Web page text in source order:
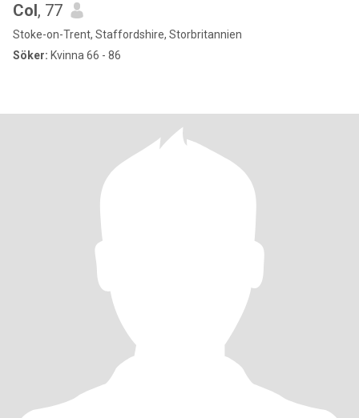
Col, 77
Stoke-on-Trent, Staffordshire, Storbritannien
Söker: Kvinna 66 - 86